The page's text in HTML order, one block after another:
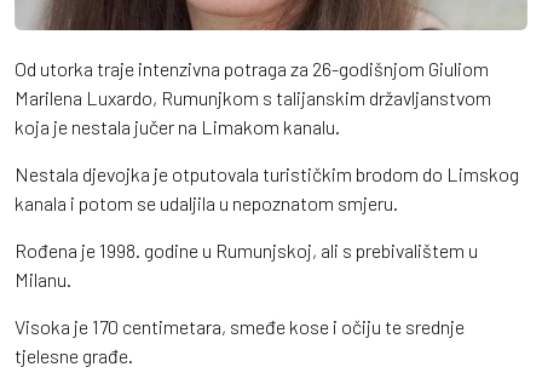
Od utorka traje intenzivna potraga za 26-godišnjom Giuliom
Marilena Luxardo, Rumunjkom s talijanskim državljanstvom
koja je nestala jučer na Limakom kanalu.
Nestala djevojka je otputovala turističkim brodom do Limskog
kanala i potom se udaljila u nepoznatom smjeru.
Rođena je 1998. godine u Rumunjskoj, ali s prebivalištem u
Milanu.
Visoka je 170 centimetara, smeđe kose i očiju te srednje
tjelesne građe.